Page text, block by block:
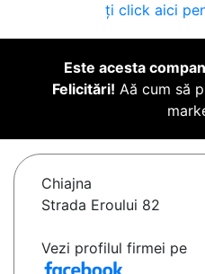
ți click aici
Este acesta
Felicitări! Aă cum să
Chiajna
Strada Eroului 82
Vezi profilul firmei pe